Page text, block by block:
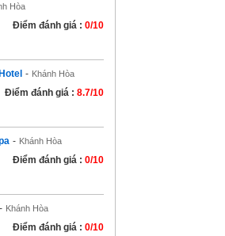
Hòa
Điểm đánh giá : 0/10
- Khánh Hòa
Điểm đánh giá : 8.7/10
- Khánh Hòa
Điểm đánh giá : 0/10
- Khánh Hòa
Điểm đánh giá : 0/10